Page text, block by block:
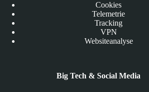
Cookies
Telemetrie
Tracking
VPN
Websiteanalyse
Big Tech & Social Media